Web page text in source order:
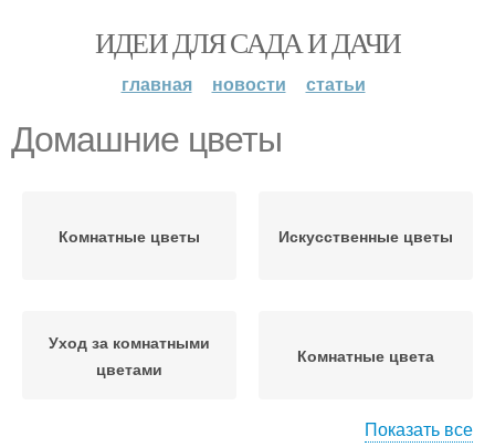
ИДЕИ ДЛЯ САДА И ДАЧИ
главная новости статьи
Домашние цветы
Комнатные цветы Искусственные цветы
Уход за комнатными
цветами
Комнатные цвета
Показать все